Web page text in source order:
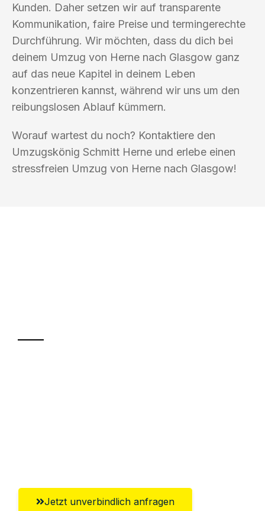
Kunden. Daher setzen wir auf transparente
Kommunikation, faire Preise und termingerechte
Durchführung. Wir möchten, dass du dich bei
deinem Umzug von Herne nach Glasgow ganz
auf das neue Kapitel in deinem Leben
konzentrieren kannst, während wir uns um den
reibungslosen Ablauf kümmern.
Worauf wartest du noch? Kontaktiere den
Umzugskönig Schmitt Herne und erlebe einen
stressfreien Umzug von Herne nach Glasgow!
Jetzt unverbindlich anfragen